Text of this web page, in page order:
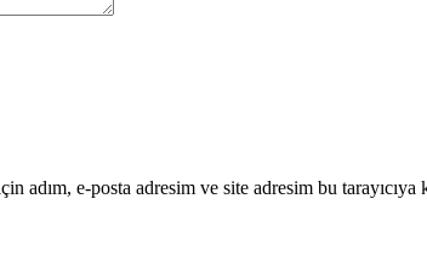
adım, e-posta adresim ve site adresim bu tarayıcıya